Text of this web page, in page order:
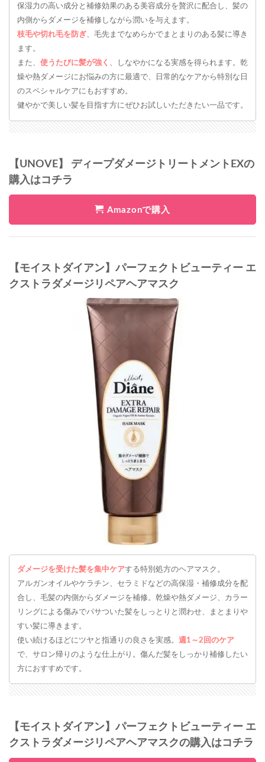
保湿力の高い成分と補修効果のある美容成分を贅沢に配合し、髪の
内側からダメージを補修しながら潤いを与えます。
枝毛や切れ毛を防ぎ、毛先までなめらかでまとまりのある髪に導き
ます。
また、 使うたびに髪が強く 、しなやかになる実感を得られます。乾
燥や熱ダメージにお悩みの方に最適で、日常的なケアから特別な日
のスペシャルケアにもおすすめ。
健やかで美しい髪を目指す方にぜひお試しいただきたい一品です。
【UNOVE】 ディープダメージトリートメントEXの
購入はコチラ
Amazonで購入
【モイストダイアン】パーフェクトビューティー エ
クストラダメージリペアヘアマスク
ダメージを受けた髪を集中ケアする特別処方のヘアマスク。
アルガンオイルやケラチン、セラミドなどの高保湿・補修成分を配
合し、毛髪の内側からダメージを補修。乾燥や熱ダメージ、カラー
リングによる傷みでパサついた髪をしっとりと潤わせ、まとまりや
すい髪に導きます。
使い続けるほどにツヤと指通りの良さを実感。 週1～2回のケア
で、サロン帰りのような仕上がり。傷んだ髪をしっかり補修したい
方におすすめです。
【モイストダイアン】パーフェクトビューティー エ
クストラダメージリペアヘアマスクの購入はコチラ